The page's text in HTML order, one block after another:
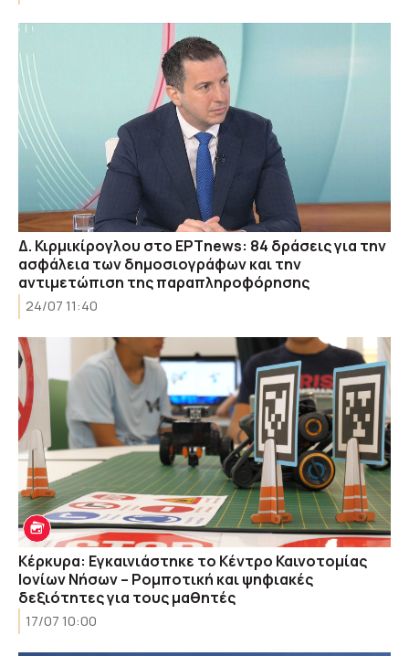
Δ. Κιρμικίρογλου στο ΕΡΤnews: 84 δράσεις για την
ασφάλεια των δημοσιογράφων και την
αντιμετώπιση της παραπληροφόρησης
24/07 11:40
Κέρκυρα: Εγκαινιάστηκε το Κέντρο Καινοτομίας
Ιονίων Νήσων – Ρομποτική και ψηφιακές
δεξιότητες για τους μαθητές
17/07 10:00